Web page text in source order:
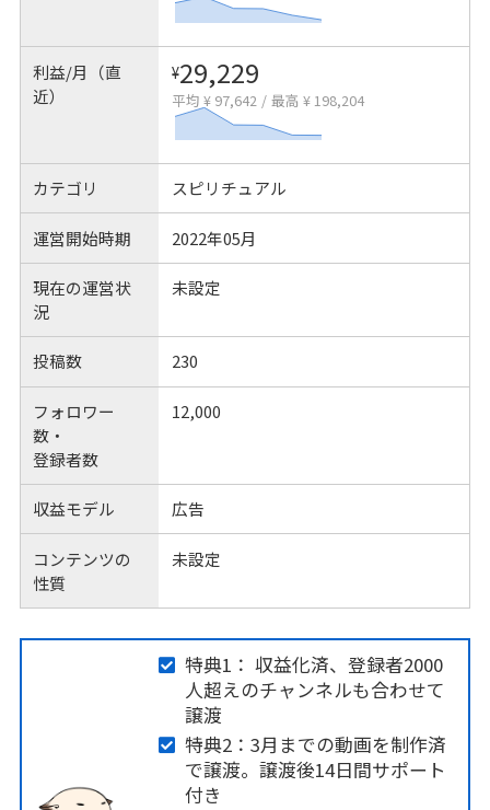
利益/月（直
近）
¥29,229
平均 ¥ 97,642 / 最高 ¥ 198,204
カテゴリ スピリチュアル
運営開始時期 2022年05月
現在の運営状
況
未設定
投稿数 230
フォロワー
数・
登録者数
12,000
収益モデル 広告
コンテンツの
性質
未設定
特典1： 収益化済、登録者2000
人超えのチャンネルも合わせて
譲渡
特典2：3月までの動画を制作済
で譲渡。譲渡後14日間サポート
付き